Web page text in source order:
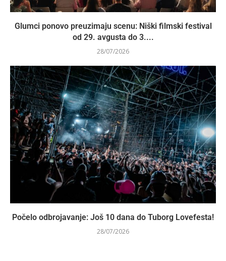
Glumci ponovo preuzimaju scenu: Niški filmski festival
od 29. avgusta do 3....
28/07/2026
Počelo odbrojavanje: Još 10 dana do Tuborg Lovefesta!
28/07/2026